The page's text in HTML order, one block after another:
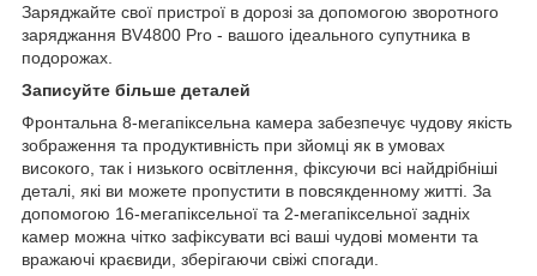
Заряджайте свої пристрої в дорозі за допомогою зворотного
заряджання BV4800 Pro - вашого ідеального супутника в
подорожах.
Записуйте більше деталей
Фронтальна 8-мегапіксельна камера забезпечує чудову якість
зображення та продуктивність при зйомці як в умовах
високого, так і низького освітлення, фіксуючи всі найдрібніші
деталі, які ви можете пропустити в повсякденному житті. За
допомогою 16-мегапіксельної та 2-мегапіксельної задніх
камер можна чітко зафіксувати всі ваші чудові моменти та
вражаючі краєвиди, зберігаючи свіжі спогади.